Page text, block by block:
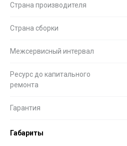
Страна производителя
Страна сборки
Межсервисный интервал
Ресурс до капитального
ремонта
Гарантия
Габариты